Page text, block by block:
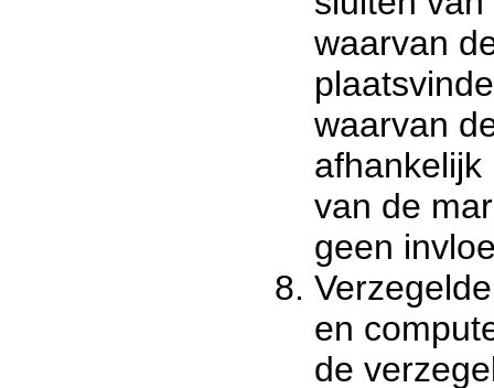
waarvan
waarvan
afhankelijk
van de
geen
en
de